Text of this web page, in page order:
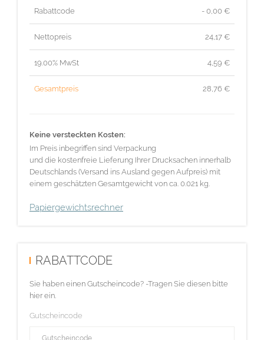
Rabattcode - 0,00 €
Nettopreis 24,17 €
19.00% MwSt 4,59 €
Gesamtpreis 28,76 €
Keine versteckten Kosten:
Im Preis inbegriffen sind Verpackung
und die kostenfreie Lieferung Ihrer Drucksachen innerhalb
Deutschlands (Versand ins Ausland gegen Aufpreis) mit
einem geschätzten Gesamtgewicht von ca. 0.021 kg.
Papiergewichtsrechner
RABATTCODE
Sie haben einen Gutscheincode? -Tragen Sie diesen bitte
hier ein.
Gutscheincode